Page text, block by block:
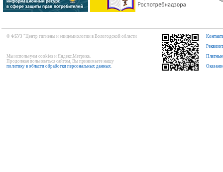
© ФБУЗ "Центр гигиены и эпидемиологии в Вологодской области
Мы используем cookies и Яндекс.Метрика.
Продолжая пользоваться сайтом, Вы принимаете нашу
политику в области обработки персональных данных.